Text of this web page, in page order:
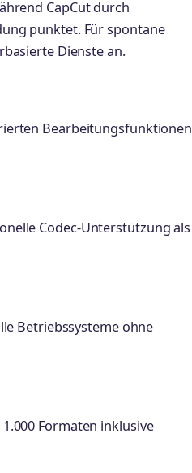
CapCut durch
punktet. Für spontane
Dienste an.
Bearbeitungsfunktionen
Codec-Unterstützung als
Betriebssysteme ohne
Formaten inklusive